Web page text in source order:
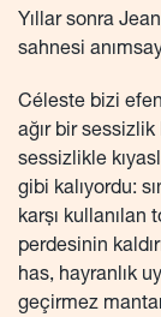
Yıllar sonra
sahnesi
Céleste bizi
ağır bir
sessizlikle
gibi kalıyordu:
karşı kullanılan
perdesinin
has, hayranlık
geçirmez